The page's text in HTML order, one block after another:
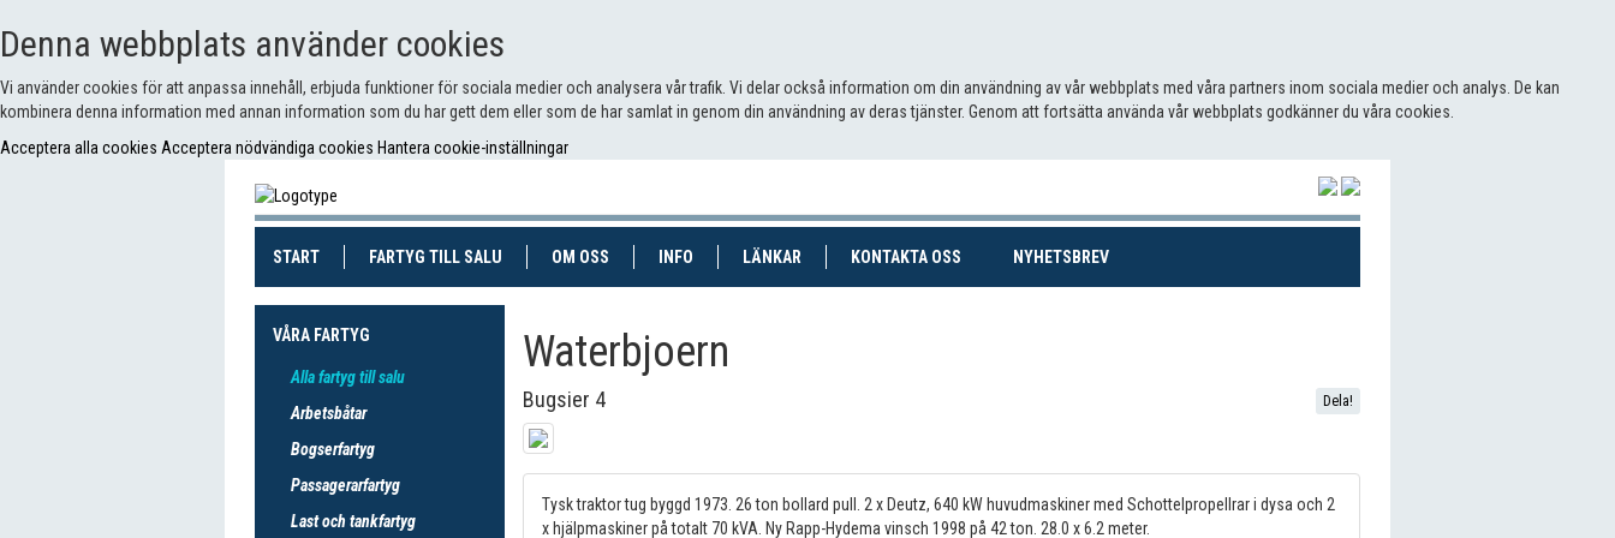
Denna webbplats använder cookies
Vi använder cookies för att anpassa innehåll, erbjuda funktioner för sociala medier och analysera vår trafik. Vi delar också information om din användning av vår webbplats med våra partners inom sociala medier och analys. De kan
kombinera denna information med annan information som du har gett dem eller som de har samlat in genom din användning av deras tjänster. Genom att fortsätta använda vår webbplats godkänner du våra cookies.
Acceptera alla cookies Acceptera nödvändiga cookies Hantera cookie-inställningar
START(CURRENT)FARTYG TILL SALU (CURRENT)OM OSS INFO LÄNKAR KONTAKTA OSS (CURRENT)NYHETSBREV(CURRENT)
VÅRA FARTYG
Alla fartyg till salu
Arbetsbåtar
Bogserfartyg
Passagerarfartyg
Last och tankfartyg
Waterbjoern
Bugsier 4 Dela!
Tysk traktor tug byggd 1973. 26 ton bollard pull. 2 x Deutz, 640 kW huvudmaskiner med Schottelpropellrar i dysa och 2
x hjälpmaskiner på totalt 70 kVA. Ny Rapp-Hydema vinsch 1998 på 42 ton. 28.0 x 6.2 meter.